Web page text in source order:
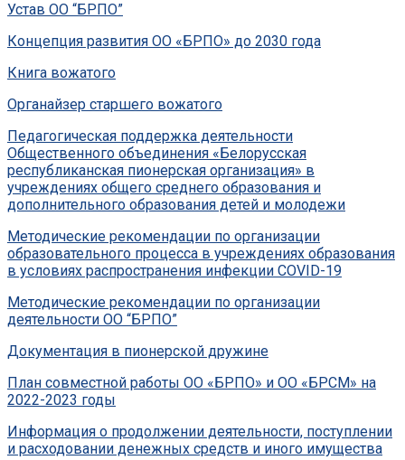
Устав ОО “БРПО”
Концепция развития ОО «БРПО» до 2030 года
Книга вожатого
Органайзер старшего вожатого
Педагогическая поддержка деятельности
Общественного объединения «Белорусская
республиканская пионерская организация» в
учреждениях общего среднего образования и
дополнительного образования детей и молодежи
Методические рекомендации по организации
образовательного процесса в учреждениях образования
в условиях распространения инфекции COVID-19
Методические рекомендации по организации
деятельности ОО “БРПО”
Документация в пионерской дружине
План совместной работы ОО «БРПО» и ОО «БРСМ» на
2022-2023 годы
Информация о продолжении деятельности, поступлении
и расходовании денежных средств и иного имущества